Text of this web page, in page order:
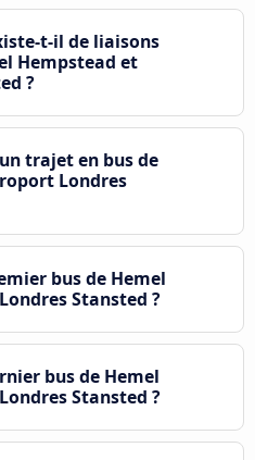
t-il de liaisons
Hempstead et
?
trajet en bus de
Londres
bus de Hemel
Stansted ?
bus de Hemel
Stansted ?